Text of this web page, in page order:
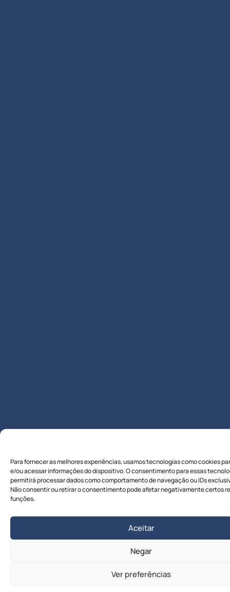
Para fornecer as melhores experiências, usamos tecnologias como cookies
e/ou acessar informações do dispositivo. O consentimento para essas
permitirá processar dados como comportamento de navegação ou IDs
Não consentir ou retirar o consentimento pode afetar negativamente certos
funções.
Aceitar
Negar
Ver preferências